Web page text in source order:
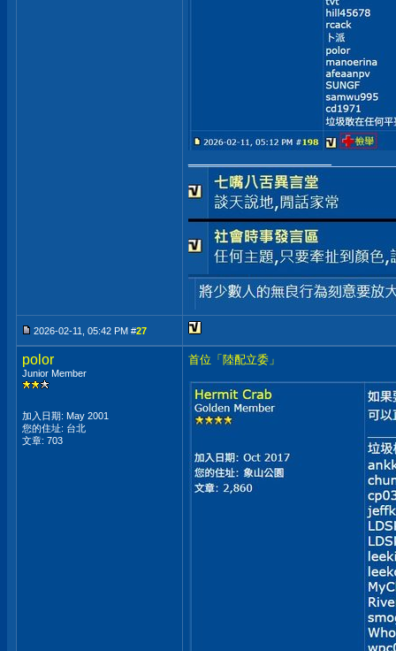
2026-02-11, 05:42 PM #27
polor
Junior Member
加入日期: May 2001
您的住址: 台北
文章: 703
首位「陸配立委」